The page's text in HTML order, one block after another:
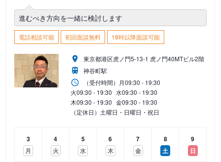
進むべき方向を一緒に検討します
電話相談可能 初回面談無料 18時以降面談可能
東京都港区虎ノ門5-13-1 虎ノ門40MTビル2階
神谷町駅
（受付時間） 月09:30 - 19:30
火09:30 - 19:30 水09:30 - 19:30
木09:30 - 19:30 金09:30 - 19:30
（定休日）土曜日・日曜日・祝日
3
月
4
火
5
水
6
木
7
金
8
土
9
日